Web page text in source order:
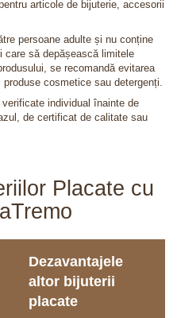
articole de bijuterie, accesorii
persoane adulte și nu conține
care să depășească limitele
se recomandă evitarea
cosmetice sau detergenți.
individual înainte de
de certificat de calitate sau
Placate cu
Dezavantajele
altor bijuterii
placate